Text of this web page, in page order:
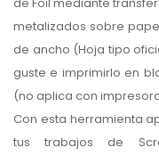
metalizados sobre
de ancho (Hoja tipo
guste e imprimirlo en
(no aplica con
Con esta herramienta
tus trabajos de